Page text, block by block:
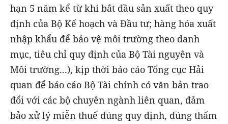
hạn 5 năm kể từ khi bắt đầu sản xuất theo quy
định của Bộ Kế hoạch và Đầu tư; hàng hóa xuất
nhập khẩu để bảo vệ môi trường theo danh
mục, tiêu chỉ quy định của Bộ Tài nguyên và
Môi trường...), kịp thời báo cáo Tổng cục Hải
quan để báo cáo Bộ Tài chính có văn bản trao
đổi với các bộ chuyên ngành liên quan, đảm
bảo xử lý miễn thuế đúng quy định, đúng thẩm